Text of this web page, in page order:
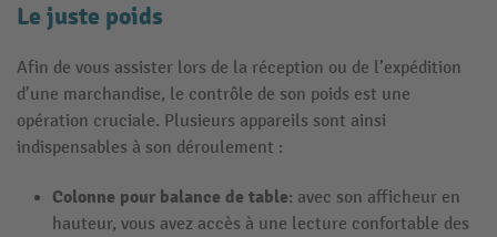
Le juste poids
Afin de vous assister lors de la réception ou de l’expédition
d’une marchandise, le contrôle de son poids est une
opération cruciale. Plusieurs appareils sont ainsi
indispensables à son déroulement :
Colonne pour balance de table: avec son afficheur en
hauteur, vous avez accès à une lecture confortable des